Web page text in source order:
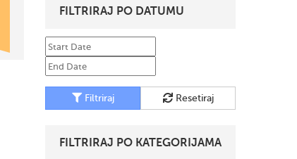
FILTRIRAJ PO DATUMU
Filtriraj Resetiraj
FILTRIRAJ PO KATEGORIJAMA